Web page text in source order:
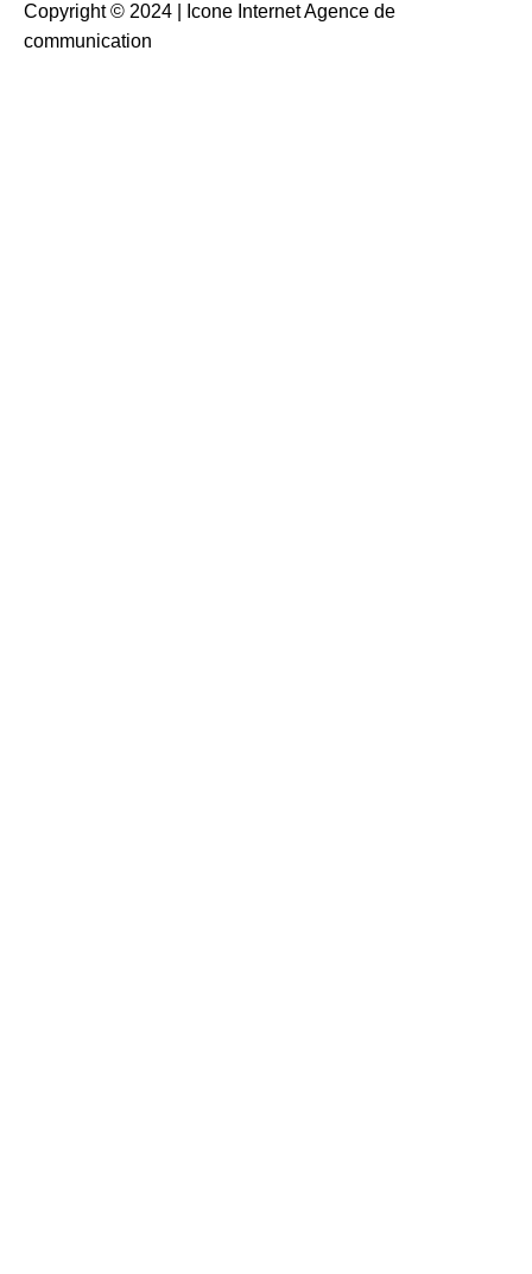
Copyright © 2024 |
Icone Internet Agence de
communication